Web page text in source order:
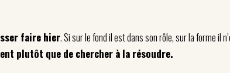
faire hier. Si sur le fond il est dans son rôle, sur la forme il
plutôt que de chercher à la résoudre.